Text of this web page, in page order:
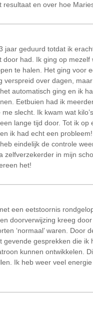
resultaat en over hoe
jaar geduurd totdat ik
door had. Ik ging op
te halen. Het ging voor
verspreid over dagen,
automatisch ging en ik
Eetbuien had ik
slecht. Ik kwam wat
lange tijd door. Tot ik
ik had echt een
eindelijk de controle
zelfverzekerder in mijn
het!
een eetstoornis
doorverwijzing kreeg
‘normaal’ waren.
gevende gesprekken die
kunnen ontwikkelen.
Ik heb weer veel